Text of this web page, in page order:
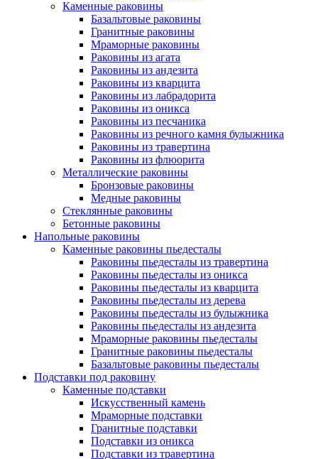
Каменные раковины
Базальтовые раковины
Гранитные раковины
Мраморные раковины
Раковины из агата
Раковины из андезита
Раковины из кварцита
Раковины из лабрадорита
Раковины из оникса
Раковины из песчаника
Раковины из речного камня булыжника
Раковины из травертина
Раковины из флюорита
Металлические раковины
Бронзовые раковины
Медные раковины
Стеклянные раковины
Бетонные раковины
Напольные раковины
Каменные раковины пьедесталы
Раковины пьедесталы из травертина
Раковины пьедесталы из оникса
Раковины пьедесталы из кварцита
Раковины пьедесталы из дерева
Раковины пьедесталы из булыжника
Раковины пьедесталы из андезита
Мраморные раковины пьедесталы
Гранитные раковины пьедесталы
Базальтовые раковины пьедесталы
Подставки под раковину
Каменные подставки
Искусственный камень
Мраморные подставки
Гранитные подставки
Подставки из оникса
Подставки из травертина